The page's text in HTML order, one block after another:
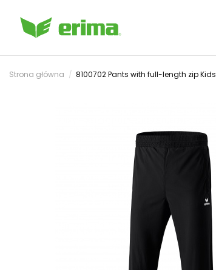
Strona główna 8100702 Pants with full-length zip Kids